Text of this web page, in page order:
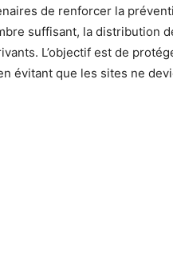
de renforcer la
suffisant, la distribution
L’objectif est de
évitant que les sites ne